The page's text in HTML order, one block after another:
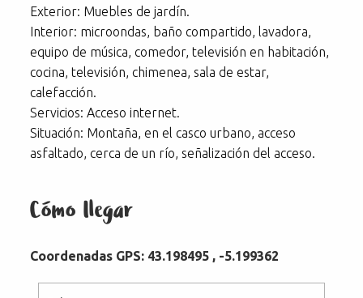
Exterior: Muebles de jardín.
Interior: microondas, baño compartido, lavadora,
equipo de música, comedor, televisión en habitación,
cocina, televisión, chimenea, sala de estar,
calefacción.
Servicios: Acceso internet.
Situación: Montaña, en el casco urbano, acceso
asfaltado, cerca de un río, señalización del acceso.
Cómo llegar
Coordenadas GPS: 43.198495 , -5.199362